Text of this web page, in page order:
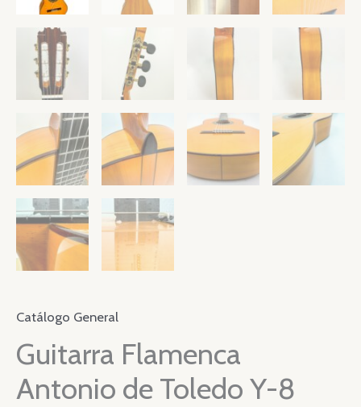
Catálogo General
Guitarra Flamenca
Antonio de Toledo Y-8